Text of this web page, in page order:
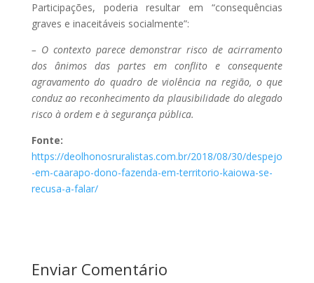
Participações, poderia resultar em “consequências
graves e inaceitáveis socialmente”:
– O contexto parece demonstrar risco de acirramento
dos ânimos das partes em conflito e consequente
agravamento do quadro de violência na região, o que
conduz ao reconhecimento da plausibilidade do alegado
risco à ordem e à segurança pública.
Fonte:
https://deolhonosruralistas.com.br/2018/08/30/despejo
-em-caarapo-dono-fazenda-em-territorio-kaiowa-se-
recusa-a-falar/
Enviar Comentário